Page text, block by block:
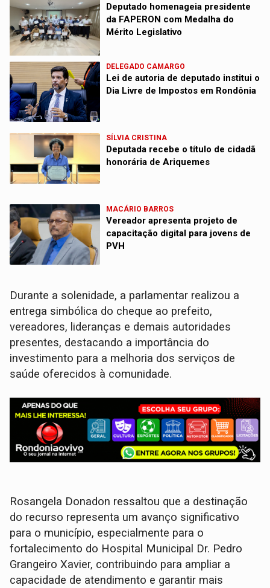
Deputado homenageia presidente
da FAPERON com Medalha do
Mérito Legislativo
DELEGADO CAMARGO
Lei de autoria de deputado institui o
Dia Livre de Impostos em Rondônia
SÍLVIA CRISTINA
Deputada recebe o título de cidadã
honorária de Ariquemes
MACÁRIO BARROS
Vereador apresenta projeto de
capacitação digital para jovens de
PVH
Durante a solenidade, a parlamentar realizou a
entrega simbólica do cheque ao prefeito,
vereadores, lideranças e demais autoridades
presentes, destacando a importância do
investimento para a melhoria dos serviços de
saúde oferecidos à comunidade.
Rosangela Donadon ressaltou que a destinação
do recurso representa um avanço significativo
para o município, especialmente para o
fortalecimento do Hospital Municipal Dr. Pedro
Grangeiro Xavier, contribuindo para ampliar a
capacidade de atendimento e garantir mais